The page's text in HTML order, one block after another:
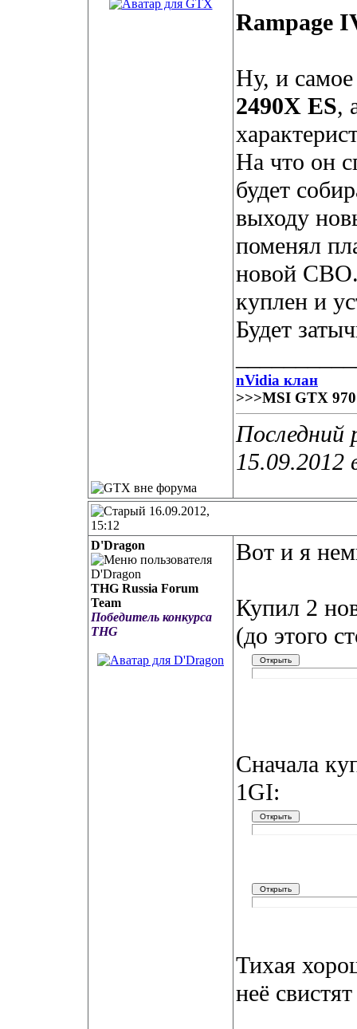
Rampage
Ну, и
2490Х ES,
На что он
будет
выходу
поменял
новой СВО.
куплен и
Будет
nVidia клан
>>>MSI GTX
Последний
15.09.2012
16.09.2012,
15:12
D'Dragon
THG Russia Forum
Team
Победитель конкурса
THG
Вот и я
Купил 2
(до этого
Сначала
1GI:
Тихая
неё